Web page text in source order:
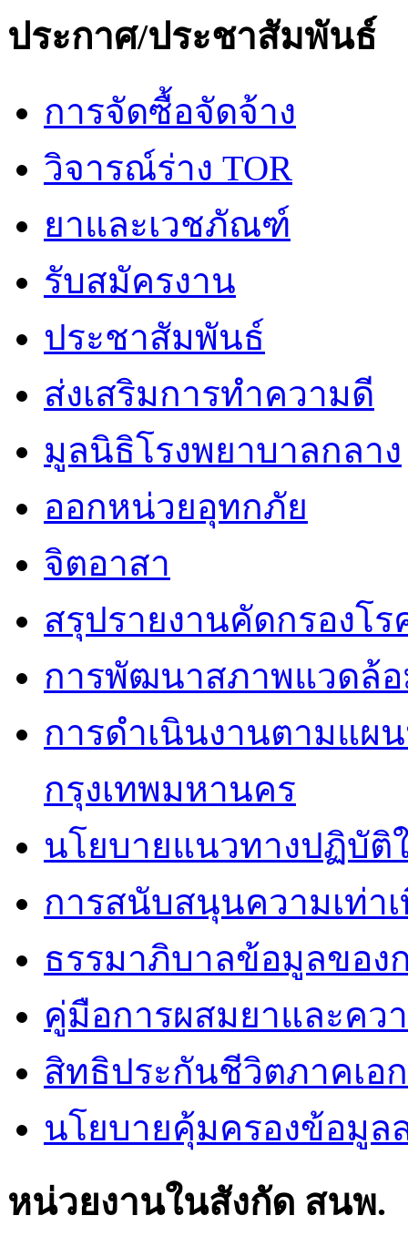
ประกาศ/ประชาสัมพันธ์
การจัดซื้อจัดจ้าง
วิจารณ์ร่าง TOR
ยาและเวชภัณฑ์
รับสมัครงาน
ประชาสัมพันธ์
ส่งเสริมการทำความดี
มูลนิธิโรงพยาบาลกลาง
ออกหน่วยอุทกภัย
จิตอาสา
สรุปรายงานคัดกรองโ
การพัฒนาสภาพแวดล้อ
การดำเนินงานตามแผ
กรุงเทพมหานคร
นโยบายแนวทางปฏิบัติ
การสนับสนุนความเท่า
ธรรมาภิบาลข้อมูลของ
คู่มือการผสมยาและคว
สิทธิประกันชีวิตภาคเอ
นโยบายคุ้มครองข้อมูล
หน่วยงานในสังกัด สนพ.